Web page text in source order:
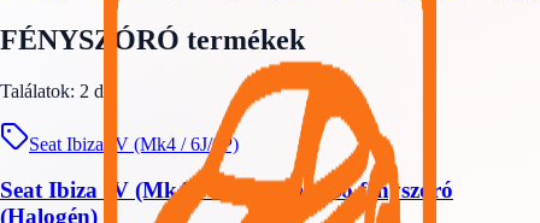
FÉNYSZÓRÓ termékek
Találatok: 2 db
Seat Ibiza IV (Mk4 / 6J/6P)
Seat Ibiza IV (Mk4 / 6J/6P) Bal első fényszóró
(Halogén)